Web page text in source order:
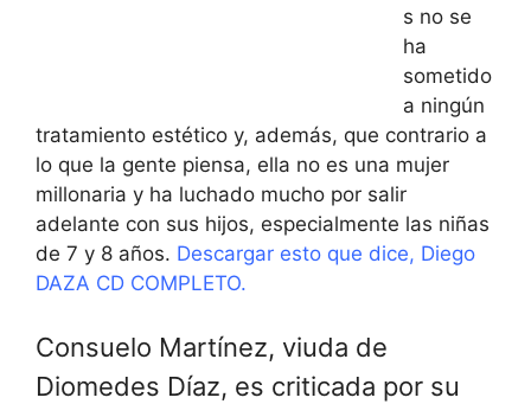
s no se
ha
sometido
a ningún
tratamiento estético y, además, que contrario a
lo que la gente piensa, ella no es una mujer
millonaria y ha luchado mucho por salir
adelante con sus hijos, especialmente las niñas
de 7 y 8 años. Descargar esto que dice, Diego
DAZA CD COMPLETO.
Consuelo Martínez, viuda de
Diomedes Díaz, es criticada por su